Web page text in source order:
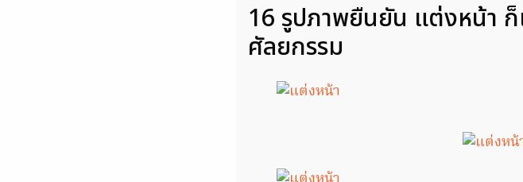
16 รูปภาพยืนยัน แต่งหน้า
ศัลยกรรม